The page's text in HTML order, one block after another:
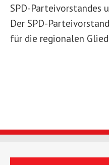
SPD-Parteivorstandes
Der SPD-
für die regionalen